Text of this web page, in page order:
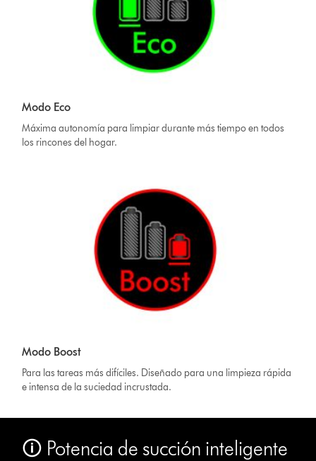
Modo Eco
Máxima autonomía para limpiar durante más tiempo en todos
los rincones del hogar.
Modo Boost
Para las tareas más difíciles. Diseñado para una limpieza rápida
e intensa de la suciedad incrustada.
🛈 Potencia de succión inteligente